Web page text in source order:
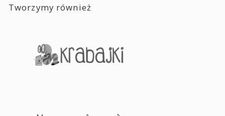
Tworzymy również